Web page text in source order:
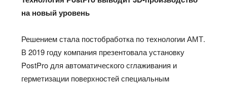
на новый уровень
Решением стала постобработка по технологии АМТ.
В 2019 году компания презентовала установку
PostPro для автоматического сглаживания и
герметизации поверхностей специальным